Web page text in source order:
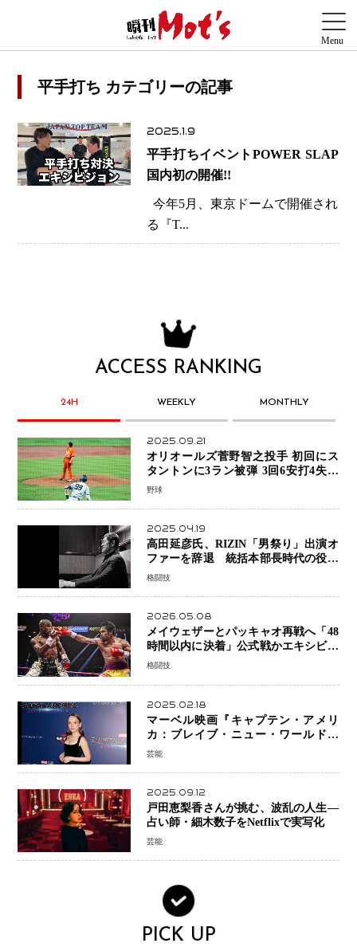
平手打ち カテゴリーの記事
2025.1.9
平手打ちイベントPOWER SLAP
国内初の開催!!
今年5月、東京ドームで開催され
る『T...
ACCESS RANKING
24H WEEKLY MONTHLY
2025.09.21
オリオールズ菅野智之投手 初回にス
タントンに3ラン被弾 3回6安打4失点
で降板
野球
2025.04.19
高田延彦氏、RIZIN「男祭り」出演オ
ファーを辞退 統括本部長時代の役目
「すでに終えています」と明言
格闘技
2026.05.08
メイウェザーとパッキャオ再戦へ「48
時間以内に決着」公式戦かエキシビシ
ョンか混迷続く
格闘技
2025.02.18
マーベル映画『キャプテン・アメリ
カ：ブレイブ・ニュー・ワールド』
新ブラック・ウィドウ役のシラ・ハー
芸能
2025.09.12
戸田恵梨香さんが挑む、波乱の人生―
占い師・細木数子をNetflixで実写化
芸能
PICK UP